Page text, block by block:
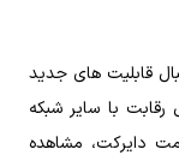
قابلیت های جدید
رقابت با سایر شبکه
دایرکت، مشاهده